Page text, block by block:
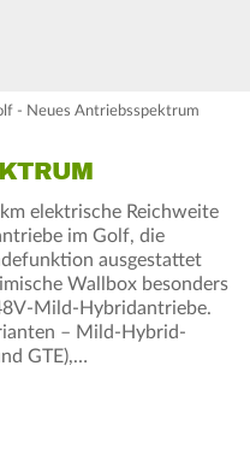
- Neues Antriebsspektrum
elektrische Reichweite
im Golf, die
ausgestattet
Wallbox besonders
Mild-Hybridantriebe.
– Mild-Hybrid-
GTE),…